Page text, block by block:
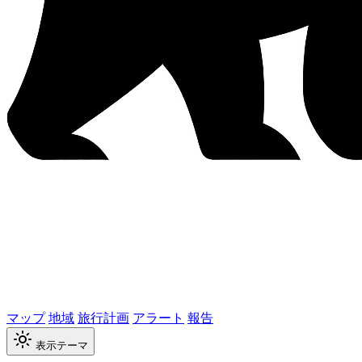
マップ地域旅行計画 アラート 報告
表示テーマ